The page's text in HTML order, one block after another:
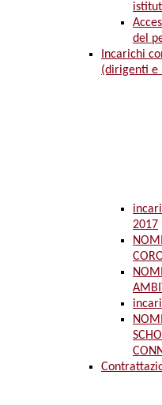
del
Incarichi
(dirigenti e
2017